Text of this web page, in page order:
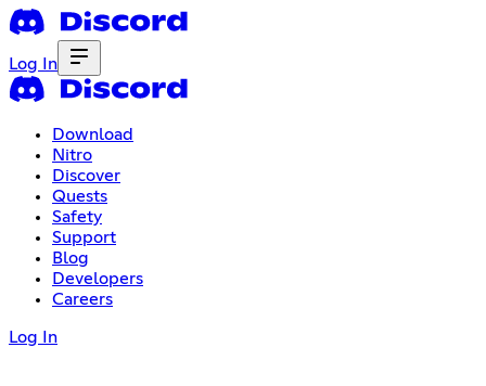
Log In
Download
Nitro
Discover
Quests
Safety
Support
Blog
Developers
Careers
Log In